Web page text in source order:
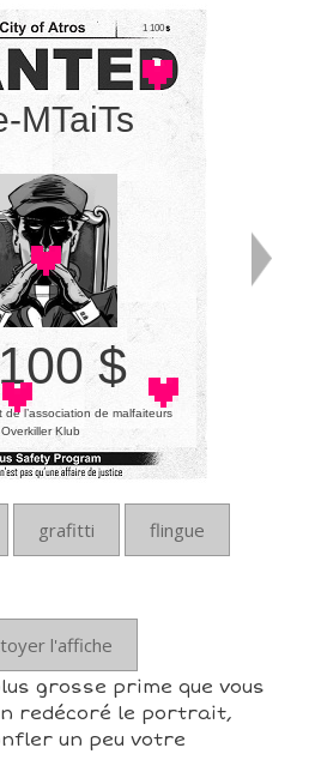
MTaiTs
1 100
$
de l’association de malfaiteurs
Overkiller Klub
grafitti flingue
l'affiche
grosse prime que vous
redécoré le portrait,
un peu votre